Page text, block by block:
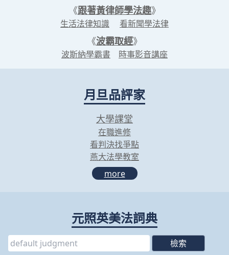
《跟著黃律師學法趣》
生活法律知識 看新聞學法律
《波霸取經》
波斯納學霸書 時事影音講座
月旦品評家
大學課堂
在職進修
看判決找爭點
燕大法學教室
more
元照英美法詞典